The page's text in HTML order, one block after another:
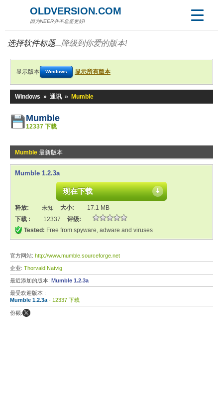
OLDVERSION.COM
因为NEER并不总是更好!
选择软件标题...降级到你爱的版本!
显示版本 Windows 显示所有版本
Windows » 通讯 » Mumble
Mumble
12337 下载
Mumble 最新版本
Mumble 1.2.3a
现在下载
释放: 未知 大小:
17.1 MB
下载 :
12337
评级:
Tested: Free from spyware, adware and viruses
官方网站: http://www.mumble.sourceforge.net
企业: Thorvald Natvig
最近添加的版本: Mumble 1.2.3a
最受欢迎版本 :
Mumble 1.2.3a - 12337 下载
份额: